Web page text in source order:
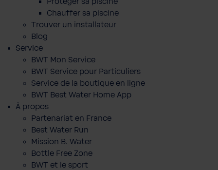
Chauffer sa piscine
Trouver un installateur
Blog
Service
BWT Mon Service
BWT Service pour Particuliers
Service de la boutique en ligne
BWT Best Water Home App
À propos
Partenariat en France
Best Water Run
Mission B. Water
Bottle Free Zone
BWT et le sport